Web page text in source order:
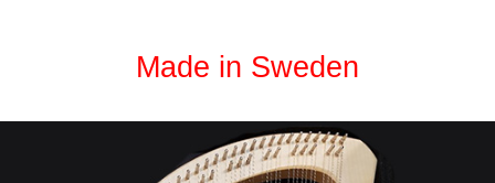
Made in Sweden